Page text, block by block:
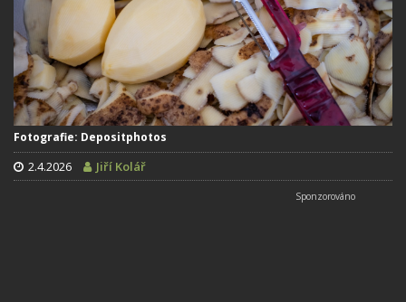
Fotografie: Depositphotos
2.4.2026 Jiří Kolář